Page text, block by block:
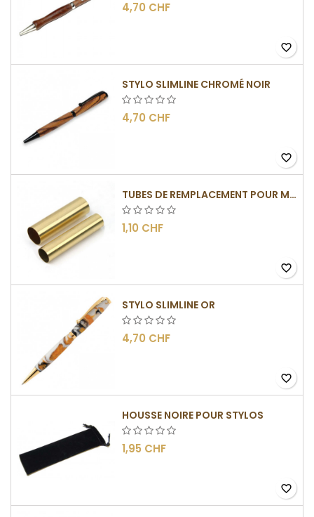
4,70 CHF
favorite_border
STYLO SLIMLINE CHROMÉ NOIR
4,70 CHF
favorite_border
TUBES DE REMPLACEMENT POUR MÉCANISMES SLIMLINE
1,10 CHF
favorite_border
STYLO SLIMLINE OR
4,70 CHF
favorite_border
HOUSSE NOIRE POUR STYLOS
1,95 CHF
favorite_border